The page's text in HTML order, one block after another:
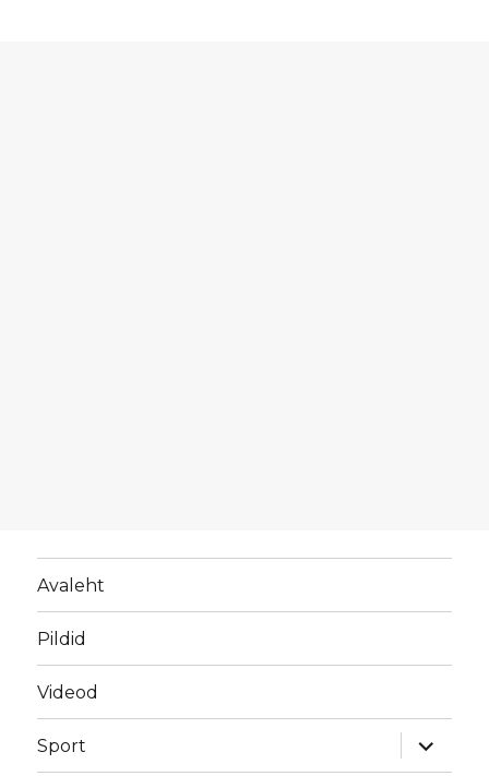
Avaleht
Pildid
Videod
Sport
laienda